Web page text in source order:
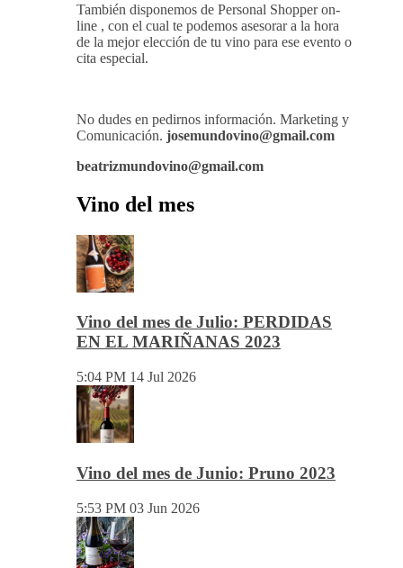
También disponemos de Personal Shopper on-
line , con el cual te podemos asesorar a la hora
de la mejor elección de tu vino para ese evento o
cita especial.
No dudes en pedirnos información. Marketing y
Comunicación. josemundovino@gmail.com
beatrizmundovino@gmail.com
Vino del mes
Vino del mes de Julio: PERDIDAS
EN EL MARIÑANAS 2023
5:04 PM 14 Jul 2026
Vino del mes de Junio: Pruno 2023
5:53 PM 03 Jun 2026